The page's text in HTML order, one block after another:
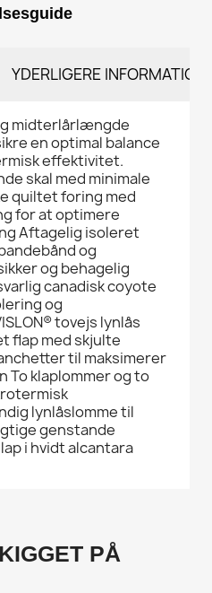
YDERLIGERE INFORMATION
midterlårlængde
en optimal balance
effektivitet.
skal med minimale
quiltet foring med
for at optimere
Aftagelig isoleret
og
og behagelig
canadisk coyote
og
tovejs lynlås
flap med skjulte
til maksimerer
To klaplommer og to
lynlåslomme til
genstande
i hvidt alcantara
PÅ